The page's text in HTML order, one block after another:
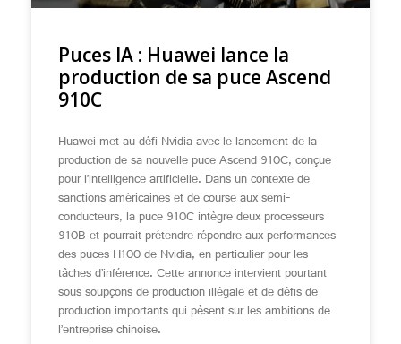
Puces IA : Huawei lance la
production de sa puce Ascend
910C
Huawei met au défi Nvidia avec le lancement de la
production de sa nouvelle puce Ascend 910C, conçue
pour l’intelligence artificielle. Dans un contexte de
sanctions américaines et de course aux semi-
conducteurs, la puce 910C intègre deux processeurs
910B et pourrait prétendre répondre aux performances
des puces H100 de Nvidia, en particulier pour les
tâches d’inférence. Cette annonce intervient pourtant
sous soupçons de production illégale et de défis de
production importants qui pèsent sur les ambitions de
l’entreprise chinoise.